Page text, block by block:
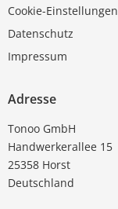
Cookie-Einstellungen
Datenschutz
Impressum
Adresse
Tonoo GmbH
Handwerkerallee 15
25358 Horst
Deutschland